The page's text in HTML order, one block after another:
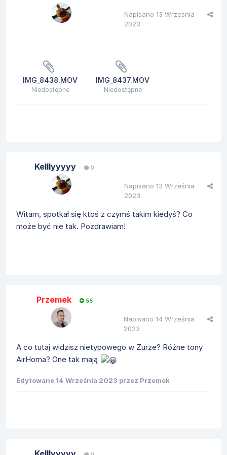
Napisano 13 Września
2023
IMG_8438.MOV
Niedostępne
IMG_8437.MOV
Niedostępne
Kelllyyyyy 0
Napisano 13 Września
2023
Witam, spotkał się ktoś z czymś takim kiedyś? Co
może być nie tak. Pozdrawiam!
Przemek 55
Napisano 14 Września
2023
A co tutaj widzisz nietypowego w Zurze? Różne tony
AirHorna? One tak mają
Edytowane 14 Września 2023 przez Przemek